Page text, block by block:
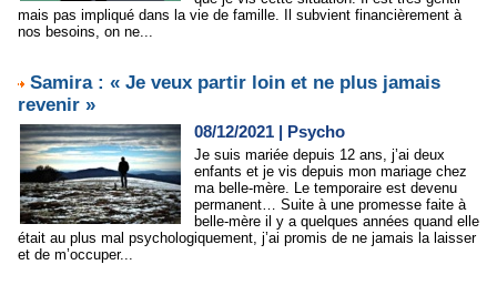
mais pas impliqué dans la vie de famille. Il subvient financièrement à
nos besoins, on ne...
Samira : « Je veux partir loin et ne plus jamais
revenir »
08/12/2021 | Psycho
Je suis mariée depuis 12 ans, j’ai deux
enfants et je vis depuis mon mariage chez
ma belle-mère. Le temporaire est devenu
permanent… Suite à une promesse faite à
belle-mère il y a quelques années quand elle
était au plus mal psychologiquement, j’ai promis de ne jamais la laisser
et de m’occuper...